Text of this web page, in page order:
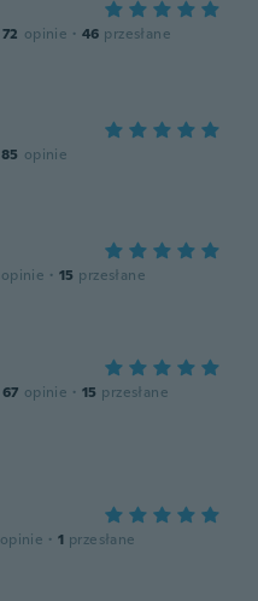
72 opinie · 46 przesłane
85 opinie
opinie · 15 przesłane
67 opinie · 15 przesłane
opinie · 1 przesłane